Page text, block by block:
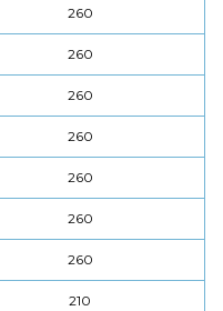
260
260
260
260
260
260
260
210